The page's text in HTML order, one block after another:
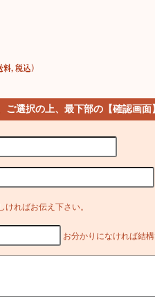
ご選択の上、最下部の【確認画
ければお伝え下さい。
お分かりになければ結